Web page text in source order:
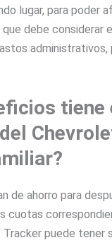
lugar, para poder
debe considerar
tiene
de ahorro para
cuotas
puede tener